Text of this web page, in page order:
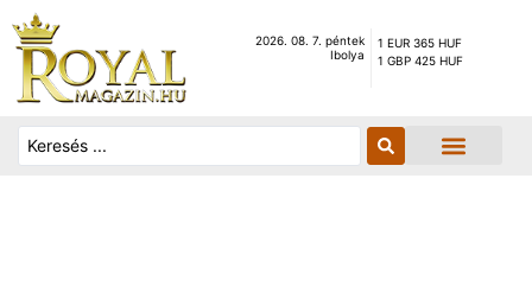
2026. 08. 7. péntek
Ibolya
1 EUR 365 HUF
1 GBP 425 HUF